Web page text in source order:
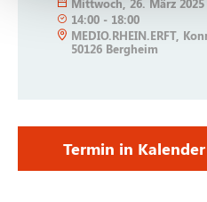
Mittwoch 26. März 2025
14:00 - 18:00
MEDIO.RHEIN.ERFT,
50126 Bergheim
Termin in